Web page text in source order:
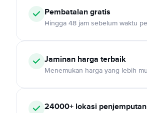
Pembatalan gratis
Hingga 48 jam sebelum waktu
Jaminan harga terbaik
Menemukan harga yang lebih
24000+ lokasi penjemputan